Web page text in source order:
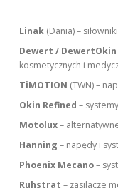
Linak (Dania) –
Dewert / DewertOkin
kosmetycznych i
TiMOTION (TWN) –
Okin Refined –
Motolux–
Hanning – napędy i
Phoenix Mecano–
Ruhstrat – zasilacze